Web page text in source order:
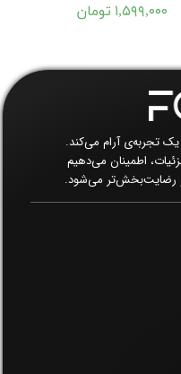
۱,۵۹۹,۰۰۰ تومان
به یک تجربه‌ی آرام می‌کند.
اطمینان می‌دهیم
و رضایت‌بخش‌تر می‌شود.